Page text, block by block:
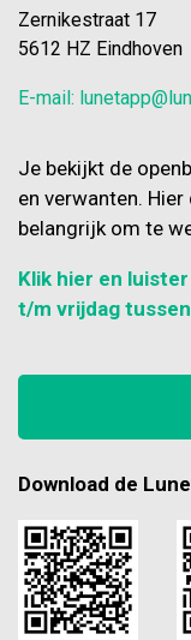
Zernikestraat 17
5612 HZ Eindhoven
E-mail:
Je bekijkt de
en verwanten.
belangrijk om te
Klik hier en
t/m vrijdag
Download de